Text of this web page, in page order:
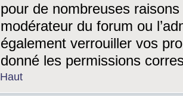
pour de nombreuses
modérateur du forum ou
également verrouiller vos
donné les permissions
Haut